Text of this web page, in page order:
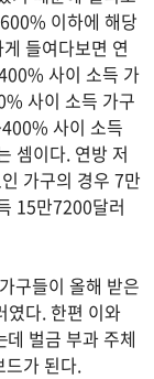
이하에 해당
들여다보면 연
사이 소득 가
사이 소득 가구
사이 소득
셈이다. 연방 저
가구의 경우 7만
15만7200달러
구들이 올해 받은
였다. 한편 이와
벌금 부과 주체
드가 된다.